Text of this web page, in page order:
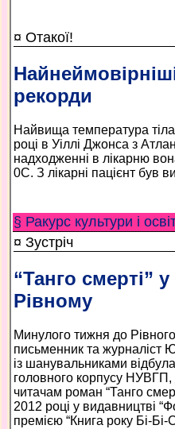
¤ Отакої!
рекорди
Найвища температура
році в Уіллі Джонса з
надходженні в лікарню
0С. З лікарні пацієнт був
§ Ракурс культури і
¤ Зустріч
“Танго смерті” у
Рівному
Минулого тижня до
письменник та журналіст
із шанувальниками
головного корпусу НУВГП,
читачам роман “Танго
2012 році у видавництві
премією “Книга року Бі-Бі-